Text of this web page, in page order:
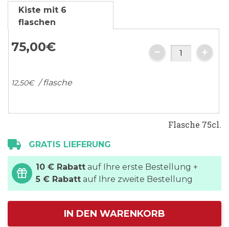
der
Bildgalerie
springen
Kiste mit 6
flaschen
75,00€
12,50€ / flasche
Flasche 75cl.
GRATIS LIEFERUNG
10 € Rabatt auf Ihre erste Bestellung +
5 € Rabatt auf Ihre zweite Bestellung
IN DEN WARENKORB